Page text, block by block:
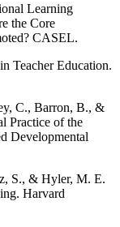
Learning
the Core
CASEL.
Teacher Education.
C., Barron, B., &
Practice of the
Developmental
S., & Hyler, M. E.
Harvard